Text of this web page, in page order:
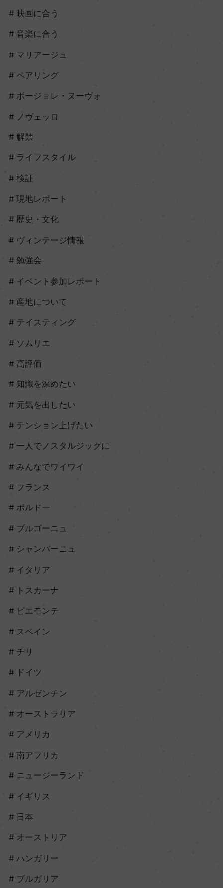
映画に合う
音楽に合う
マリアージュ
ペアリング
ボージョレ・ヌーヴォ
ノヴェッロ
解禁
ライフスタイル
検証
現地レポート
歴史・文化
ヴィンテージ情報
勉強会
イベント参加レポート
産地について
テイスティング
ソムリエ
高評価
知識を深めたい
元気を出したい
テンション上げたい
一人でノスタルジックに
みんなでワイワイ
フランス
ボルドー
ブルゴーニュ
シャンパーニュ
イタリア
トスカーナ
ピエモンテ
スペイン
チリ
ドイツ
アルゼンチン
オーストラリア
アメリカ
南アフリカ
ニュージーランド
イギリス
日本
オーストリア
ハンガリー
ブルガリア